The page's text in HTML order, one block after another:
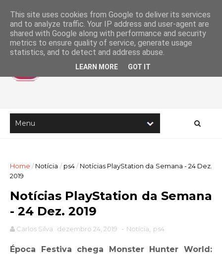
Home / Notícia / ps4 / Notícias PlayStation da Semana - 24 Dez.
2019
Notícias PlayStation da Semana
- 24 Dez. 2019
Carlos Silva dezembro 24, 2019 - Notícia ps4
Época Festiva chega Monster Hunter World:
This site uses cookies from Google to deliver its services
and to analyze traffic. Your IP address and user-agent are
shared with Google along with performance and security
metrics to ensure quality of service, generate usage
statistics, and to detect and address abuse.
LEARN MORE GOT IT